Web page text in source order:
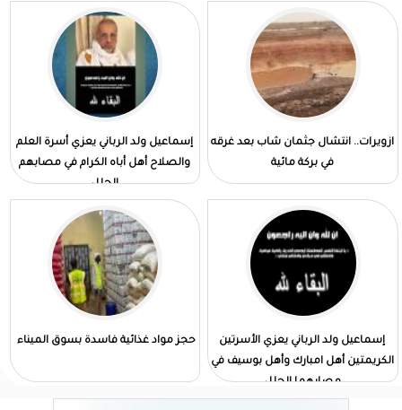
ازويرات.. انتشال جثمان شاب بعد غرقه
في بركة مائية
إسماعيل ولد الرباني يعزي أسرة العلم
والصلاح أهل أباه الكرام في مصابهم
الجلل
إسماعيل ولد الرباني يعزي الأسرتين
الكريمتين أهل امبارك وأهل بوسيف في
مصابهما الجلل
حجز مواد غذائية فاسدة بسوق الميناء